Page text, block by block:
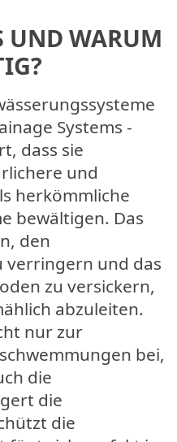
UND WARUM
Systems -
dass sie
und
herkömmliche
bewältigen. Das
den
verringern und das
zu versickern,
abzuleiten.
nur zur
bei,
die
die
die